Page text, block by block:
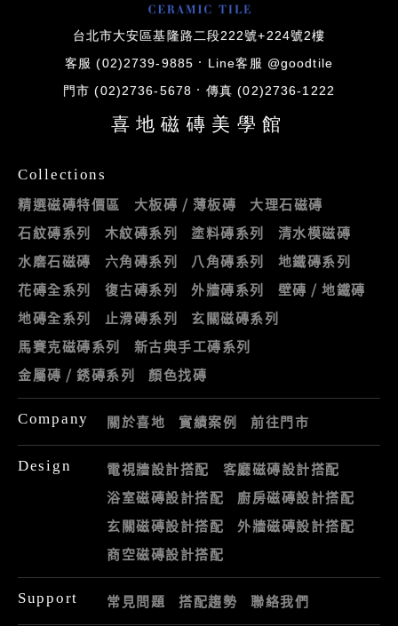
台北市大安區基隆路二段222號+224號2樓
客服 (02)2739-9885 Line客服 @goodtile
門市 (02)2736-5678 傳真 (02)2736-1222
喜地磁磚美學館
Collections
精選磁磚特價區 大板磚 / 薄板磚
大理石磁磚
石紋磚系列
木紋磚系列 塗料磚系列
清水模磁磚
水磨石磁磚
六角磚系列 八角磚系列
地鐵磚系列
花磚全系列
復古磚系列 外牆磚系列
壁磚 / 地鐵磚
地磚全系列
止滑磚系列
玄關磁磚系列
馬賽克磁磚系列
新古典手工磚系列
金屬磚 / 銹磚系列
顏色找磚
Company 關於喜地 實績案例 前往門市
Design 電視牆設計搭配
客廳磁磚設計搭配
浴室磁磚設計搭配
廚房磁磚設計搭配
玄關磁磚設計搭配
外牆磁磚設計搭配
商空磁磚設計搭配
Support 常見問題 搭配趨勢 聯絡我們